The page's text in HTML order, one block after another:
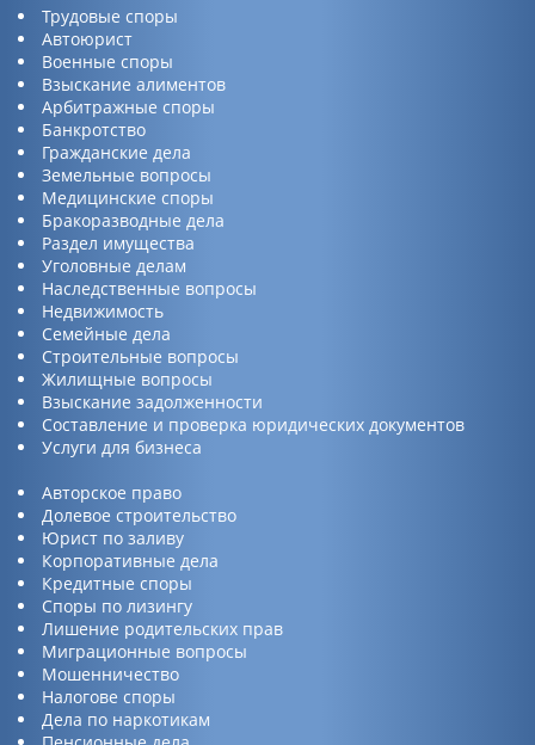
Трудовые споры
Автоюрист
Военные споры
Взыскание алиментов
Арбитражные споры
Банкротство
Гражданские дела
Земельные вопросы
Медицинские споры
Бракоразводные дела
Раздел имущества
Уголовные делам
Наследственные вопросы
Недвижимость
Семейные дела
Строительные вопросы
Жилищные вопросы
Взыскание задолженности
Составление и проверка юридических документов
Услуги для бизнеса
Авторское право
Долевое строительство
Юрист по заливу
Корпоративные дела
Кредитные споры
Споры по лизингу
Лишение родительских прав
Миграционные вопросы
Мошенничество
Налогове споры
Дела по наркотикам